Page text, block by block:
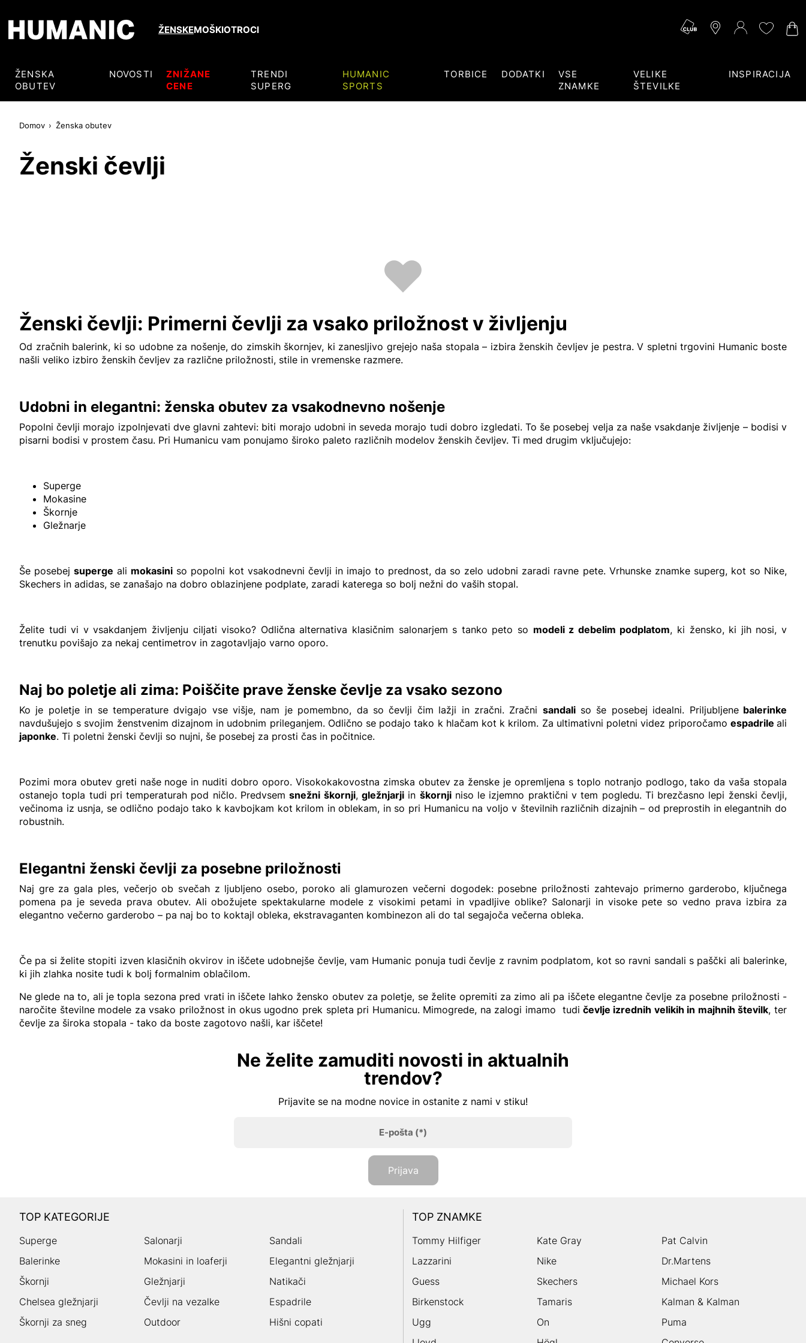
ŽENSKEMOŠKIOTROCI
ŽENSKA
OBUTEV
NOVOSTI
ZNIŽANE
CENE
TRENDI
SUPERG
HUMANIC
SPORTS
TORBICE DODATKI
VSE
ZNAMKE
VELIKE
ŠTEVILKE
INSPIRACIJA
Domov Ženska obutev
Ženski čevlji
Ženski čevlji: Primerni čevlji za vsako priložnost v življenju
Od zračnih balerink, ki so udobne za nošenje, do zimskih škornjev, ki zanesljivo grejejo naša stopala – izbira ženskih čevljev je pestra. V spletni trgovini Humanic boste
našli veliko izbiro ženskih čevljev za različne priložnosti, stile in vremenske razmere.
Udobni in elegantni: ženska obutev za vsakodnevno nošenje
Popolni čevlji morajo izpolnjevati dve glavni zahtevi: biti morajo udobni in seveda morajo tudi dobro izgledati. To še posebej velja za naše vsakdanje življenje – bodisi v
pisarni bodisi v prostem času. Pri Humanicu vam ponujamo široko paleto različnih modelov ženskih čevljev. Ti med drugim vključujejo:
Superge
Mokasine
Škornje
Gležnarje
Še posebejsuperge ali mokasini so popolni kot vsakodnevni čevlji in imajo to prednost, da so zelo udobni zaradi ravne pete. Vrhunske znamke superg, kot so Nike,
Skechers in adidas, se zanašajo na dobro oblazinjene podplate, zaradi katerega so bolj nežni do vaših stopal.
Želite tudi vi v vsakdanjem življenju ciljati visoko? Odlična alternativa klasičnim salonarjem s tanko peto so modeli z debelim podplatom, ki žensko, ki jih nosi, v
trenutku povišajo za nekaj centimetrov in zagotavljajo varno oporo.
Naj bo poletje ali zima: Poiščite prave ženske čevlje za vsako sezono
Ko je poletje in se temperature dvigajo vse višje, nam je pomembno, da so čevlji čim lažji in zračni. Zračni sandaliso še posebej idealni. Priljubljene balerinke
navdušujejo s svojim ženstvenim dizajnom in udobnim prileganjem. Odlično se podajo tako k hlačam kot k krilom. Za ultimativni poletni videz priporočamo espadrile ali
japonke. Ti poletni ženski čevlji so nujni, še posebej za prosti čas in počitnice.
Pozimi mora obutev greti naše noge in nuditi dobro oporo. Visokokakovostna zimska obutev za ženske je opremljena s toplo notranjo podlogo, tako da vaša stopala
ostanejo topla tudi pri temperaturah pod ničlo. Predvsemsnežni škornji, gležnjarjiin škornjiniso le izjemno praktični v tem pogledu. Ti brezčasno lepi ženski čevlji,
večinoma iz usnja, se odlično podajo tako k kavbojkam kot krilom in oblekam, in so pri Humanicu na voljo v številnih različnih dizajnih – od preprostih in elegantnih do
robustnih.
Elegantni ženski čevlji za posebne priložnosti
Naj gre za gala ples, večerjo ob svečah z ljubljeno osebo, poroko ali glamurozen večerni dogodek: posebne priložnosti zahtevajo primerno garderobo, ključnega
pomena pa je seveda prava obutev. Ali obožujete spektakularne modele z visokimi petami in vpadljive oblike? Salonarji in visoke pete so vedno prava izbira za
elegantno večerno garderobo – pa naj bo to koktajl obleka, ekstravaganten kombinezon ali do tal segajoča večerna obleka.
Če pa si želite stopiti izven klasičnih okvirov in iščete udobnejše čevlje, vam Humanic ponuja tudi čevlje z ravnim podplatom, kot so ravni sandali s paščki ali balerinke,
ki jih zlahka nosite tudi k bolj formalnim oblačilom.
Ne glede na to, ali je topla sezona pred vrati in iščete lahko žensko obutev za poletje, se želite opremiti za zimo ali pa iščete elegantne čevlje za posebne priložnosti -
naročite številne modele za vsako priložnost in okus ugodno prek spleta pri Humanicu. Mimogrede, na zalogi imamo tudi čevlje izrednih velikih in majhnih številk, ter
čevlje za široka stopala - tako da boste zagotovo našli, kar iščete!
Ne želite zamuditi novosti in aktualnih
trendov?
Prijavite se na modne novice in ostanite z nami v stiku!
E-pošta (*)
Prijava
TOP KATEGORIJE
Superge Salonarji
Sandali
Balerinke
Mokasini in loaferji
Elegantni gležnjarji
Škornji
Gležnjarji
Natikači
Chelsea gležnjarji
Čevlji na vezalke
Espadrile
Škornji za sneg
Outdoor Hišni copati
TOP ZNAMKE
Tommy Hilfiger Kate Gray
Pat Calvin
Lazzarini
Nike
Dr.Martens
Guess
Skechers
Michael Kors
Birkenstock
Tamaris
Kalman & Kalman
Ugg
On
Puma